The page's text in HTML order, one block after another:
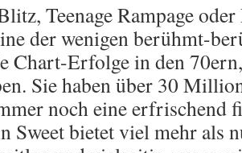
Teenage Rampage
der wenigen berühmt-
Chart-Erfolge in den
Sie haben über 30
noch eine erfrischend
Sweet bietet viel mehr als